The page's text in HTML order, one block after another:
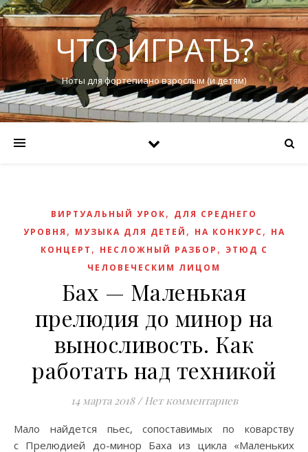
ЧТО ИГРАТЬ?
Ноты для фортепиано взрослым (и детям)
ВИРТУАЛЬНЫЙ УРОК, ДЛЯ СРЕДНЕГО
УРОВНЯ , МУЗЫКА ДЛЯ ДЕТЕЙ , НА КОНКУРС , НА
КОНЦЕРТ , НЕСЛОЖНЫЙ РАЗБОР , ЭТЮД С
ЧЕЛОВЕЧЕСКИМ ЛИЦОМ
Бах — Маленькая
прелюдия до минор на
выносливость. Как
работать над техникой
14 марта 2018 / Нет комментариев
Мало найдется пьес, сопоставимых по коварству
с Прелюдией до-минор Баха из цикла «Маленьких